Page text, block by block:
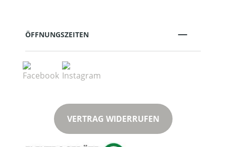
ÖFFNUNGSZEITEN
VERTRAG WIDERRUFEN